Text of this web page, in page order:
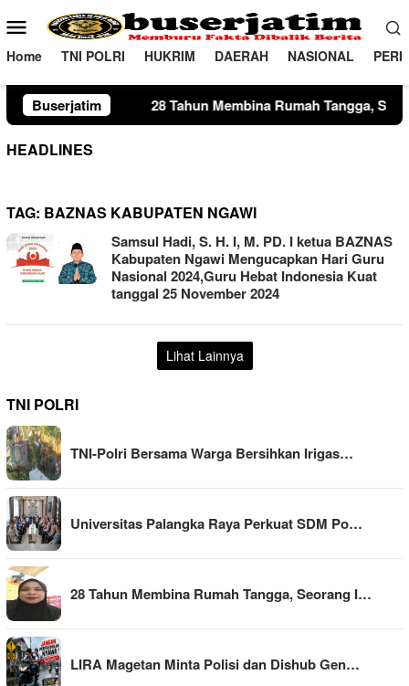
ke
konten
Menu
Mobile
Home TNI POLRI HUKRIM DAERAH NASIONAL
Buserjatim
28 Tahun Membina Rumah Tangga, Seorang Ibu Lima
HEADLINES
TAG: BAZNAS KABUPATEN NGAWI
Samsul Hadi, S. H. I, M. PD. I ketua BAZNAS
Kabupaten Ngawi Mengucapkan Hari Guru
Nasional 2024,Guru Hebat Indonesia Kuat
tanggal 25 November 2024
Lihat Lainnya
TNI POLRI
TNI-Polri Bersama Warga Bersihkan Irigas…
Universitas Palangka Raya Perkuat SDM Po…
28 Tahun Membina Rumah Tangga, Seorang I…
LIRA Magetan Minta Polisi dan Dishub Gen…